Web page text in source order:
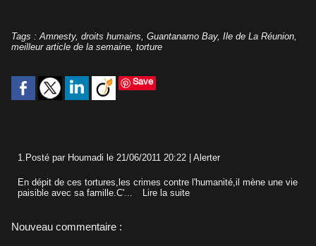
Tags : Amnesty, droits humains Guantanamo Bay, Ile de La Réunion
meilleur article de la semaine torture
Save
1. Posté par Houmadi le 21/06/2011 20:22 Alerter
En dépit de ces tortures,les crimes contre l'humanité,il mène une vie
paisible avec sa famille.C'...
Lire la suite
Nouveau commentaire :